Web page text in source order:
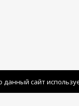
данный сайт